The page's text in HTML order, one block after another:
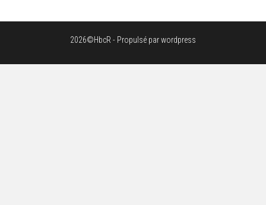
2026©HbcR - Propulsé par wordpress